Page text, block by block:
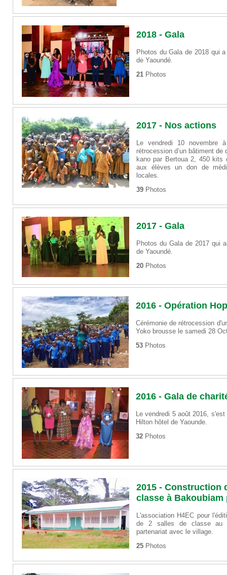
2018 - Gala
Photos du Gala de 2018 qui
de Yaoundé.
21 Photos
2017 - Nos actions
Le vendredi 10 novembre
rétrocession d’un bâtiment
kano par Bertoua 2, 450 kits
aux élèves un don de
locales.
39 Photos
2017 - Gala
Photos du Gala de 2017 qui
de Yaoundé.
20 Photos
2016 - Opération
Cérémonie de rétrocession
Yoko brousse le samedi 28
53 Photos
2016 - Gala de
Le vendredi 5 août 2016,
Hilton hôtel de Yaounde.
32 Photos
2015 - Construction
classe à Bakoubiam
L'association H4EC pour
de 2 salles de classe au
partenariat avec le village.
25 Photos